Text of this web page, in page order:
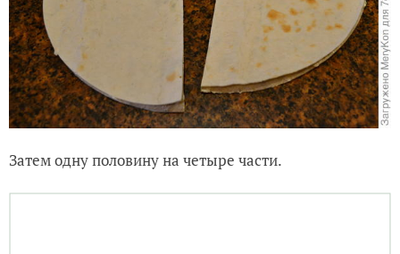
Затем одну половину на четыре части.